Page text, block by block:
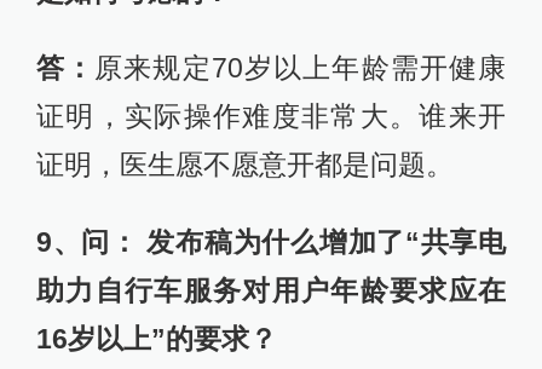
答： 原来规定70岁以上年龄需开健康
证明，实际操作难度非常大。谁来开
证明，医生愿不愿意开都是问题。
9、问： 发布稿为什么增加了“共享电
助力自行车服务对用户年龄要求应在
16岁以上”的要求？